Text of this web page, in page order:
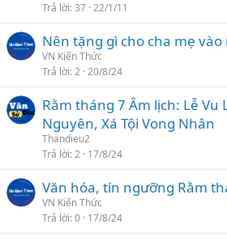
Trả lời 37 22/1/11
Nên tặng gì cho cha mẹ vào
VN Kiến Thức
Trả lời 2 20/8/24
Rằm tháng 7 Âm lịch: Lễ Vu
Nguyên, Xá Tội Vong Nhân
Thandieu2
Trả lời 2 17/8/24
Văn hóa, tín ngưỡng Rằm
VN Kiến Thức
Trả lời 0 17/8/24